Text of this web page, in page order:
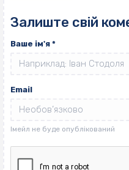
Залиште свій
Ваше ім'я *
Email